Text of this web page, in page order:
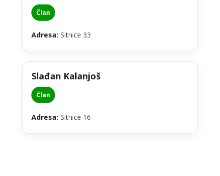
Član
Adresa: Sitnice 33
Slađan Kalanjoš
Član
Adresa: Sitnice 16